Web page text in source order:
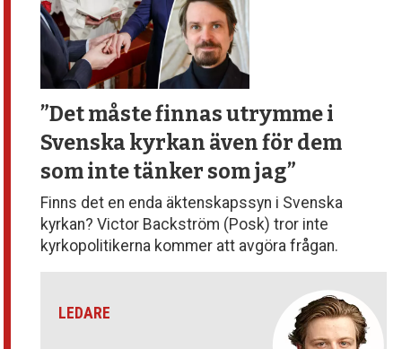
”Det måste finnas utrymmei
Svenska kyrkan även för dem
som inte tänker som jag”
Finns det en enda äktenskapssyn i Svenska
kyrkan? Victor Backström (Posk) tror inte
kyrkopolitikerna kommer att avgöra frågan.
LEDARE